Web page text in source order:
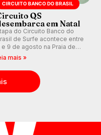
CIRCUITO BANCO DO BRASIL
QS
em Natal
do Circuito Banco do
de Surfe acontece entre
e 9 de agosto na Praia de
(RN), em disputas
4.000 e pela corrida por
vagas no Challenger Series.
mais »